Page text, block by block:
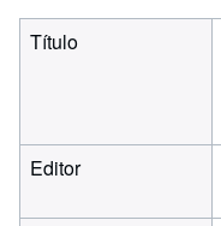
Título
Editor